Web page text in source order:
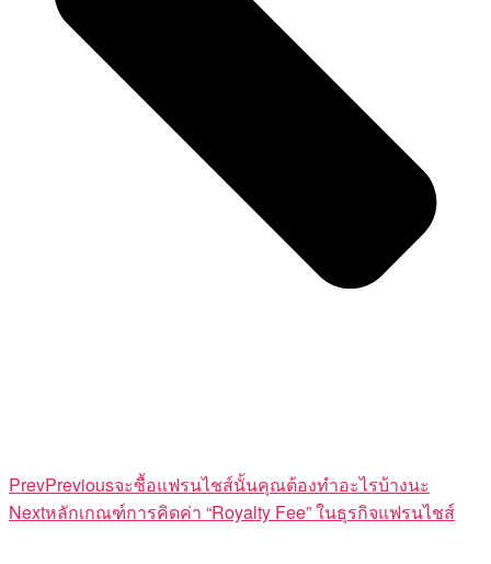
PrevPreviousจะซื้อแฟรนไชส์นั้นคุณต้องทำอะไรบ้างนะ
Nextหลักเกณฑ์การคิดค่า “Royalty Fee” ในธุรกิจแฟรนไชส์